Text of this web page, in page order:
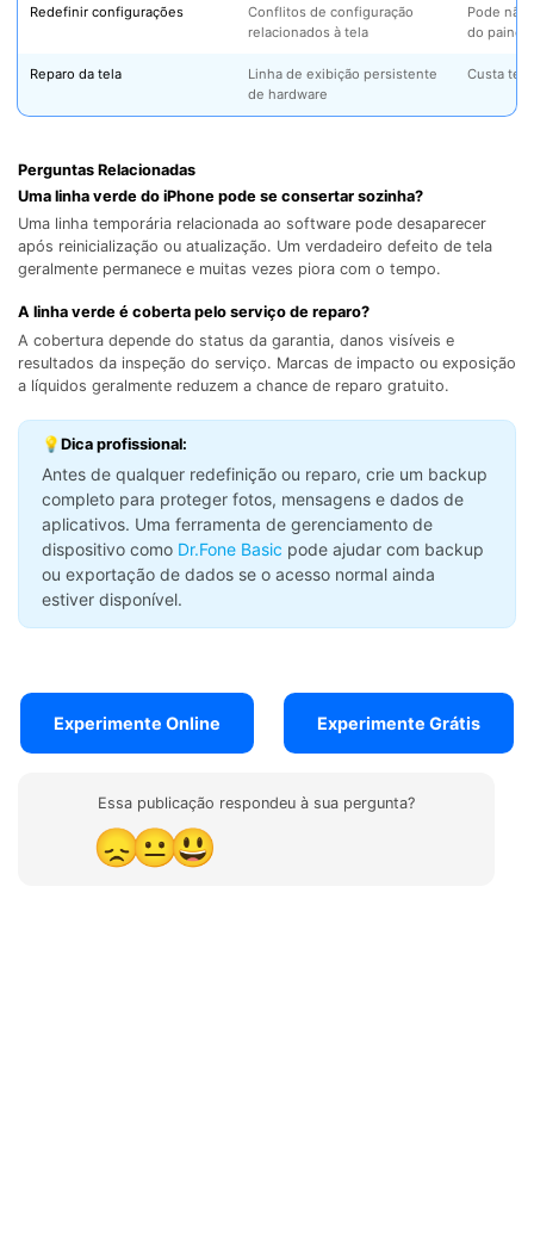
Redefinir configurações
Conflitos de configuração
relacionados à tela
Pode não
do painel
Reparo da tela
Linha de exibição persistente
de hardware
Custa
Perguntas Relacionadas
Uma linha verde do iPhone pode se consertar sozinha?
Uma linha temporária relacionada ao software pode desaparecer
após reinicialização ou atualização. Um verdadeiro defeito de tela
geralmente permanece e muitas vezes piora com o tempo.
A linha verde é coberta pelo serviço de reparo?
A cobertura depende do status da garantia, danos visíveis e
resultados da inspeção do serviço. Marcas de impacto ou exposição
a líquidos geralmente reduzem a chance de reparo gratuito.
💡Dica profissional:
Antes de qualquer redefinição ou reparo, crie um backup
completo para proteger fotos, mensagens e dados de
aplicativos. Uma ferramenta de gerenciamento de
dispositivo como Dr.Fone Basic pode ajudar com backup
ou exportação de dados se o acesso normal ainda
estiver disponível.
Experimente Online Experimente Grátis
Essa publicação respondeu à sua pergunta?
😞😐😃